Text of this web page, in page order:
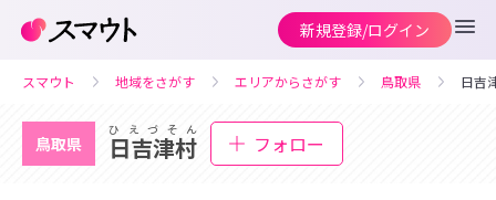
新規登録/ログイン
スマウト 地域をさがす エリアからさがす 鳥取県 日吉
鳥取県
ひえづそん
日吉津村 フォロー